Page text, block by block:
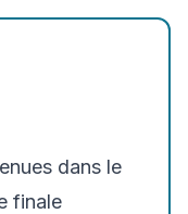
dans le
finale